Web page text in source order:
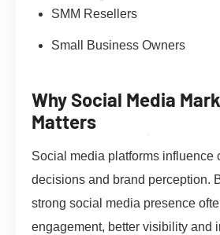
SMM Resellers
Small Business Owners
Why Social Media
Matters
Social media platforms influence
decisions and brand perception.
strong social media presence
engagement, better visibility and